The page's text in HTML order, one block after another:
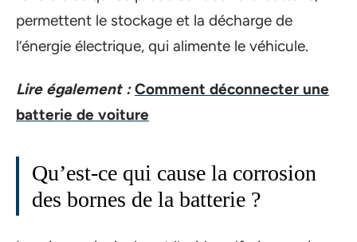
permettent le stockage et la décharge de
l’énergie électrique, qui alimente le véhicule.
Lire également : Comment déconnecter une
batterie de voiture
Qu’est-ce qui cause la corrosion
des bornes de la batterie ?